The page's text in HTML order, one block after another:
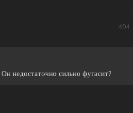
494
недостаточно сильно фугасит?